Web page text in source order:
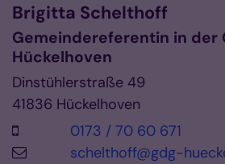
Brigitta Schelthoff
Gemeindereferentin in der
Hückelhoven
Dinstühlerstraße 49
41836 Hückelhoven
0173 / 70 60 671
schelthoff@gdg-